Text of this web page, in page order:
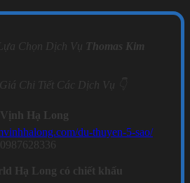
Chọn Dịch Vụ Thomas Kim
Chi Tiết Các Dịch Vụ 👇
Hạ Long
du-thuyen-5-sao/
Hạ Long có chiết khấu